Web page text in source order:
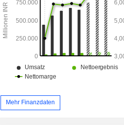
Mehr Finanzdaten